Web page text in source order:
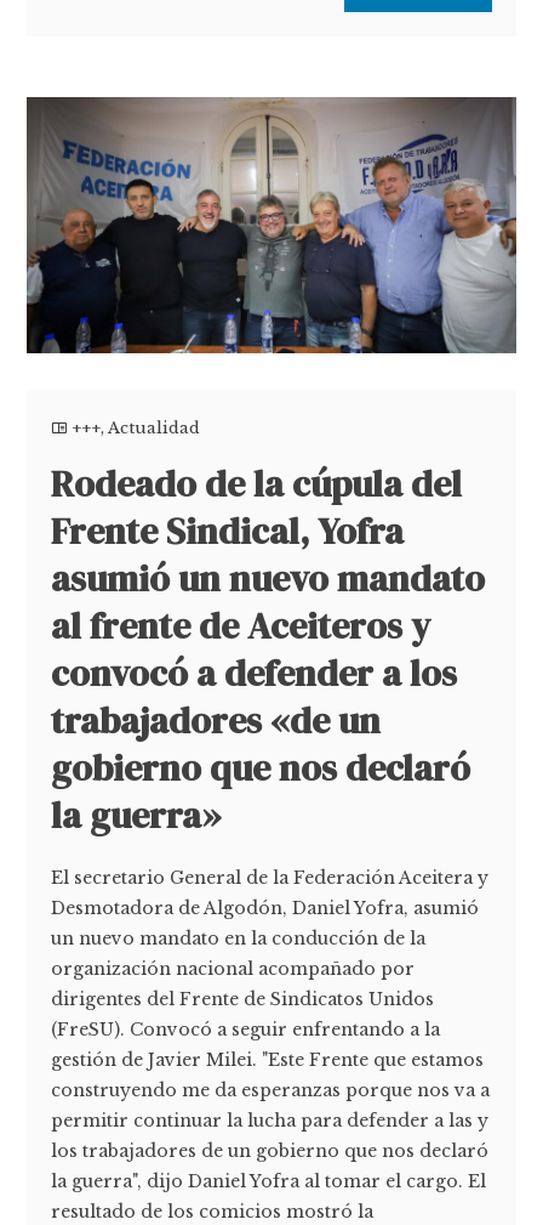
+++,Actualidad
Rodeado de la cúpula del
Frente Sindical, Yofra
asumió un nuevo mandato
al frente de Aceiteros y
convocó a defender a los
trabajadores «de un
gobierno que nos declaró
la guerra»
El secretario General de la Federación Aceitera y
Desmotadora de Algodón, Daniel Yofra, asumió
un nuevo mandato en la conducción de la
organización nacional acompañado por
dirigentes del Frente de Sindicatos Unidos
(FreSU). Convocó a seguir enfrentando a la
gestión de Javier Milei. "Este Frente que estamos
construyendo me da esperanzas porque nos va a
permitir continuar la lucha para defender a las y
los trabajadores de un gobierno que nos declaró
la guerra", dijo Daniel Yofra al tomar el cargo. El
resultado de los comicios mostró la